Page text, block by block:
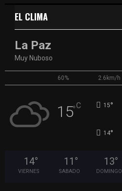
EL CLIMA
La Paz
Muy Nuboso
60% 2.6km/h
15°C 15°
14°
14°
VIERNES
11 °
SABADO
13°
DOMINGO